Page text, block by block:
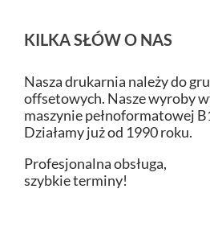
KILKA SŁÓW O NAS
Nasza drukarnia należy do
offsetowych. Nasze wyroby
maszynie pełnoformatowej
Działamy już od 1990 roku.
Profesjonalna obsługa,
szybkie terminy!